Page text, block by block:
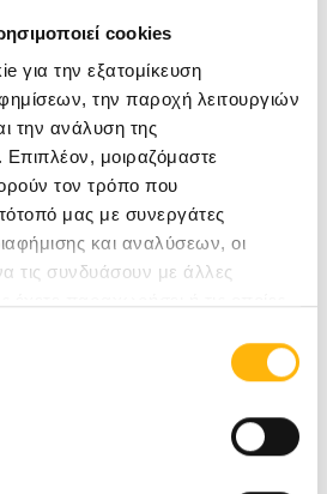
cookies
για την εξατομίκευση
την παροχή λειτουργιών
την ανάλυση της
Επιπλέον, μοιραζόμαστε
τον τρόπο που
μας με συνεργάτες
και αναλύσεων, οι
τις συνδυάσουν με άλλες
με ενισχυμένο πρωτόκολλο
θεραπείες
όλες οι διαθέσιμες
για τις παθήσεις του
στις αρχές της
θεραπείας. Σε συνεργασία με
και νευρολόγους,
επαγγελματίες υγείας, όπως